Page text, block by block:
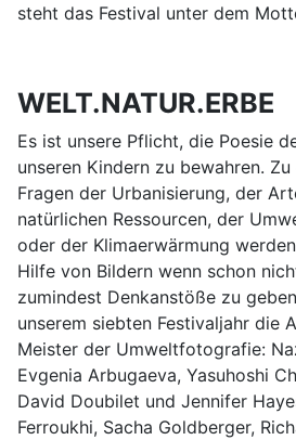
steht das Festival unter dem
WELT.NATUR.ERBE
Es ist unsere Pflicht, die Poesie
unseren Kindern zu bewahren.
Fragen der Urbanisierung, der
natürlichen Ressourcen, der
oder der Klimaerwärmung
Hilfe von Bildern wenn schon
zumindest Denkanstöße zu
unserem siebten Festivaljahr die
Meister der Umweltfotografie:
Evgenia Arbugaeva, Yasuhoshi
David Doubilet und Jennifer
Ferroukhi, Sacha Goldberger,